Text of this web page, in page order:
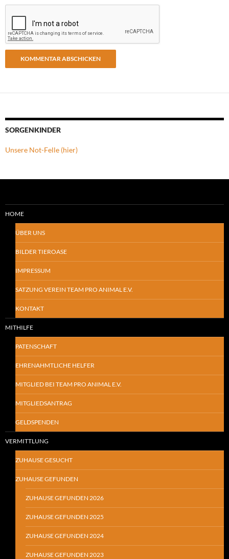
SORGENKINDER
Unsere Not-Felle (hier)
HOME
ÜBER UNS
BILDER TIEROASE
IMPRESSUM
SATZUNG VEREIN TEAM PRO ANIMAL E.V.
KONTAKT
MITHILFE
PATENSCHAFT
EHRENAHMTLICHE HELFER
MITGLIED BEI TEAM PRO ANIMAL E.V.
MITGLIEDSANTRAG
GELDSPENDEN
VERMITTLUNG
ZUHAUSE GESUCHT
ZUHAUSE GEFUNDEN
ZUHAUSE GEFUNDEN 2026
ZUHAUSE GEFUNDEN 2025
ZUHAUSE GEFUNDEN 2024
ZUHAUSE GEFUNDEN 2023